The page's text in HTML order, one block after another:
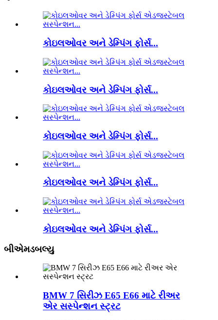
કોઇલઓવર અને ડેમ્પિંગ ફોર્સ...
કોઇલઓવર અને ડેમ્પિંગ ફોર્સ...
કોઇલઓવર અને ડેમ્પિંગ ફોર્સ...
કોઇલઓવર અને ડેમ્પિંગ ફોર્સ...
કોઇલઓવર અને ડેમ્પિંગ ફોર્સ...
બીએમડબલ્યુ
BMW 7 સિરીઝ E65 E66 માટે રીઅર
એર સસ્પેન્શન સ્ટ્રટ